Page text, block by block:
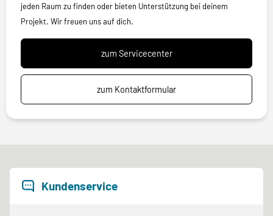
jeden Raum zu finden oder bieten Unterstützung bei deinem
Projekt. Wir freuen uns auf dich.
zum Servicecenter
zum Kontaktformular
Kundenservice